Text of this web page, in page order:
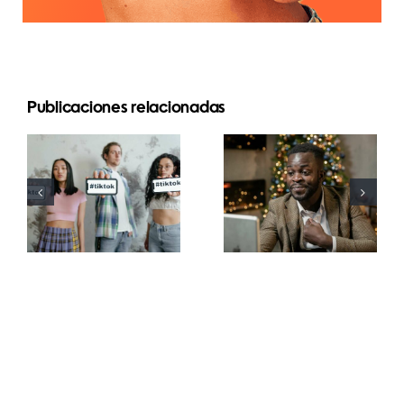
Publicaciones relacionadas
Mejores
aplicaciones
de edición
de video
para crear
masterpieces
Cómo
ocultar
seguidores
en LinkedIn
para
preservar la